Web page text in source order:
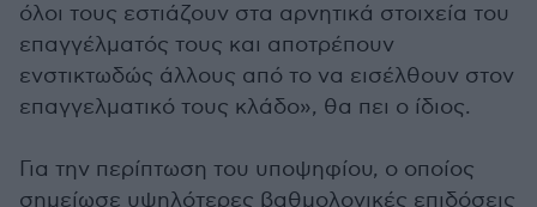
όλοι τους εστιάζουν στα αρνητικά στοιχεία του
επαγγέλματός τους και αποτρέπουν
ενστικτωδώς άλλους από το να εισέλθουν στον
επαγγελματικό τους κλάδο», θα πει ο ίδιος.
Για την περίπτωση του υποψηφίου, ο οποίος
σημείωσε υψηλότερες βαθμολογικές επιδόσεις